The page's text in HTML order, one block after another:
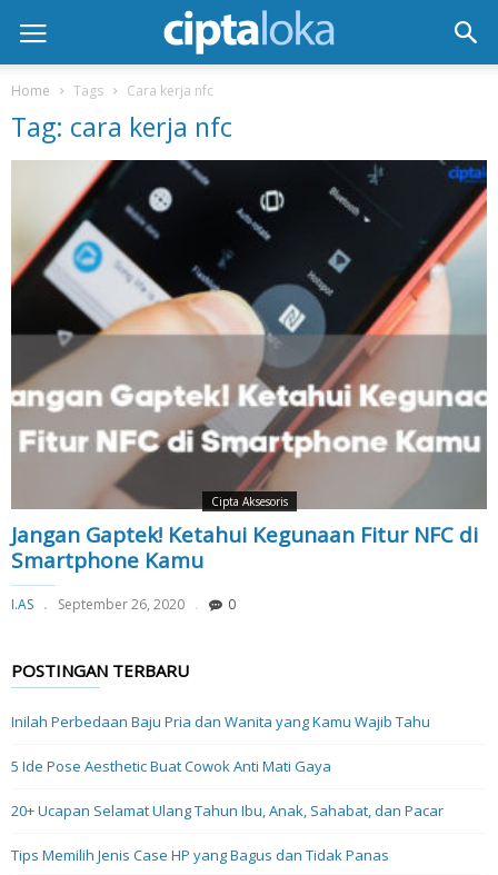
Home Tags Cara kerja nfc
Tag: cara kerja nfc
Cipta Aksesoris
Jangan Gaptek! Ketahui Kegunaan Fitur NFC di
Smartphone Kamu
I.AS September 26, 2020 0
POSTINGAN TERBARU
Inilah Perbedaan Baju Pria dan Wanita yang Kamu Wajib Tahu
5 Ide Pose Aesthetic Buat Cowok Anti Mati Gaya
20+ Ucapan Selamat Ulang Tahun Ibu, Anak, Sahabat, dan Pacar
Tips Memilih Jenis Case HP yang Bagus dan Tidak Panas